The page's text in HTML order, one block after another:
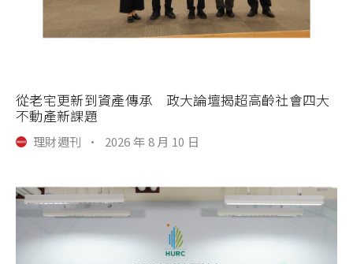
從老宅更新到資產傳承 政大論壇揭超高齡社會四大
不動產新課題
理財週刊 · 2026 年 8 月 10 日